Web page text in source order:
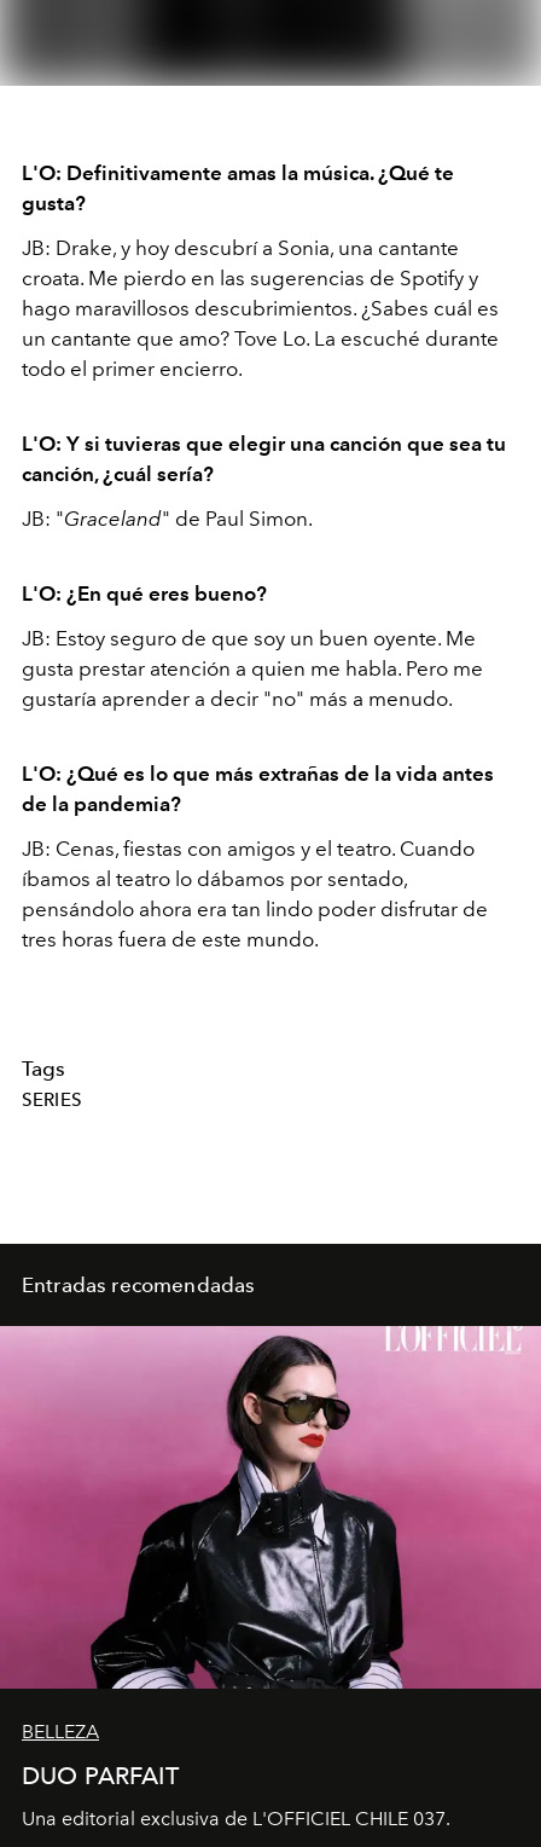
L'O: Definitivamente amas la música. ¿Qué te
gusta?
JB: Drake, y hoy descubrí a Sonia, una cantante
croata. Me pierdo en las sugerencias de Spotify y
hago maravillosos descubrimientos. ¿Sabes cuál es
un cantante que amo? Tove Lo. La escuché durante
todo el primer encierro.
L'O: Y si tuvieras que elegir una canción que sea tu
canción, ¿cuál sería?
JB: "Graceland" de Paul Simon.
L'O: ¿En qué eres bueno?
JB: Estoy seguro de que soy un buen oyente. Me
gusta prestar atención a quien me habla. Pero me
gustaría aprender a decir "no" más a menudo.
L'O: ¿Qué es lo que más extrañas de la vida antes
de la pandemia?
JB: Cenas, fiestas con amigos y el teatro. Cuando
íbamos al teatro lo dábamos por sentado,
pensándolo ahora era tan lindo poder disfrutar de
tres horas fuera de este mundo.
Tags
SERIES
Entradas recomendadas
BELLEZA
DUO PARFAIT
Una editorial exclusiva de L'OFFICIEL CHILE 037.